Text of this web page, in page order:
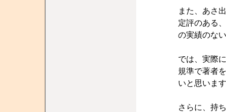
また、あさ
定評のある
の実績のな
では、実際
規準で著者
いと思いま
さらに、持